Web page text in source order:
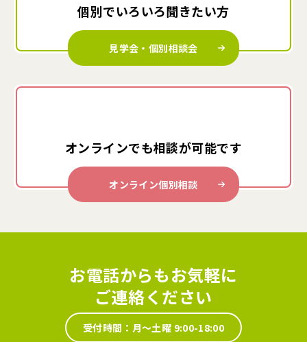
個別でいろいろ聞きたい方
見学会・個別相談会
オンラインでも相談が可能です
オンライン個別相談
お電話からもお気軽に
ご連絡ください
受付時間：月～土曜 9:00-18:00